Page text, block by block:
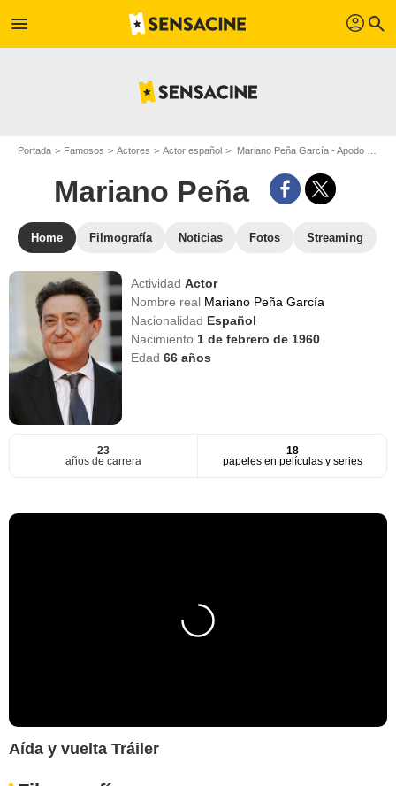
menu profil search
Portada Famosos Actores Actor español Mariano Peña García - Apodo : Mariano Peña
Mariano Peña
Home Filmografía Noticias Fotos Streaming
ActividadActor
Nombre real Mariano Peña García
Nacionalidad Español
Nacimiento 1 de febrero de 1960
Edad66 años
23
años de carrera
18
papeles en películas y series
Aída y vuelta Tráiler